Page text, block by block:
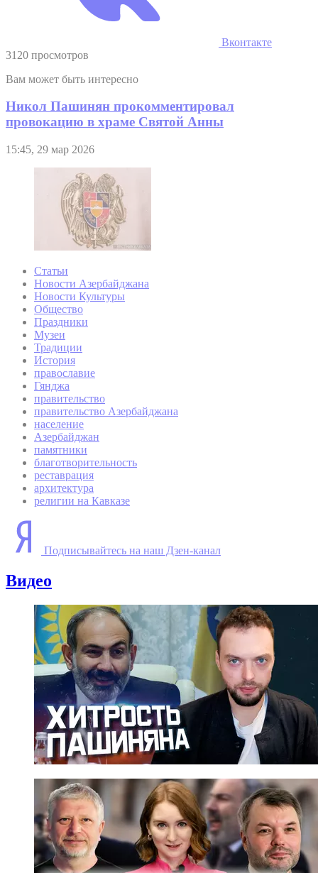
Вконтакте
3120 просмотров
Вам может быть интересно
Никол Пашинян прокомментировал
провокацию в храме Святой Анны
15:45, 29 мар 2026
Статьи
Новости Азербайджана
Новости Культуры
Общество
Праздники
Музеи
Традиции
История
православие
Гянджа
правительство
правительство Азербайджана
население
Азербайджан
памятники
благотворительность
реставрация
архитектура
религии на Кавказе
Подписывайтесь на наш Дзен-канал
Видео